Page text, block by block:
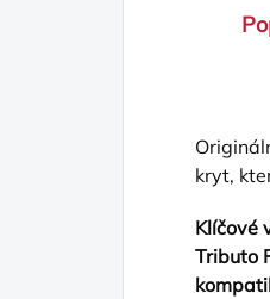
kryt,
Klíčové
Tributo